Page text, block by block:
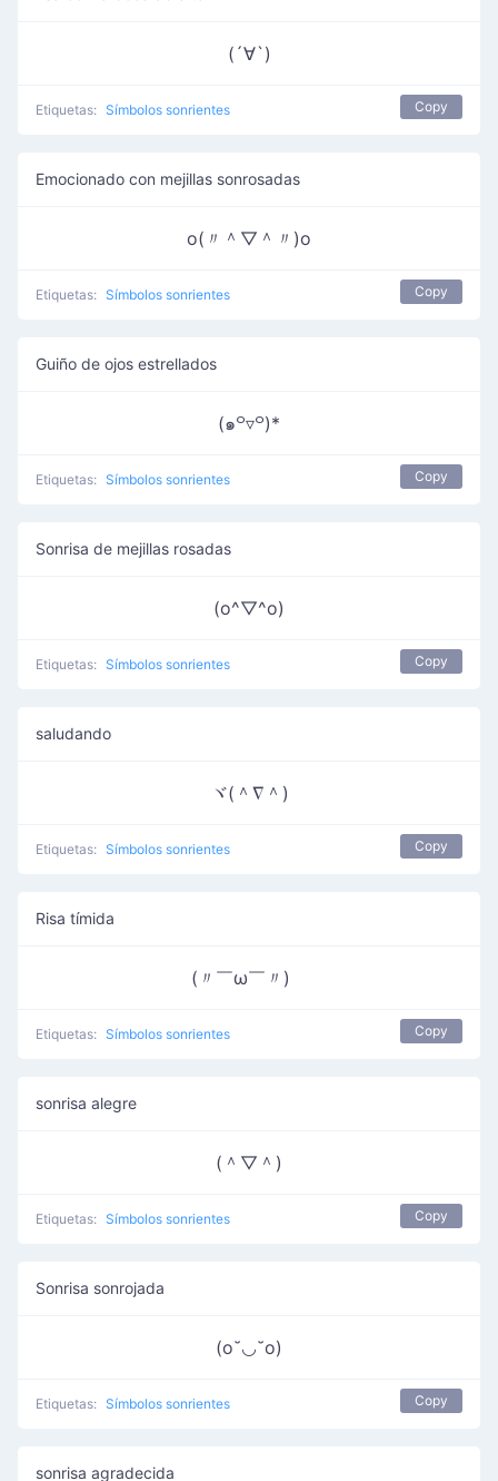
(´∀`)
Etiquetas: Símbolos sonrientes Copy
Emocionado con mejillas sonrosadas
o(〃＾▽＾〃)o
Etiquetas: Símbolos sonrientes Copy
Guiño de ojos estrellados
(๑꒪▿꒪)*
Etiquetas: Símbolos sonrientes Copy
Sonrisa de mejillas rosadas
(o^▽^o)
Etiquetas: Símbolos sonrientes Copy
saludando
ヾ(＾∇＾)
Etiquetas: Símbolos sonrientes Copy
Risa tímida
(〃￣ω￣〃)ゞ
Etiquetas: Símbolos sonrientes Copy
sonrisa alegre
(＾▽＾)
Etiquetas: Símbolos sonrientes Copy
Sonrisa sonrojada
(o˘◡˘o)
Etiquetas: Símbolos sonrientes Copy
sonrisa agradecida